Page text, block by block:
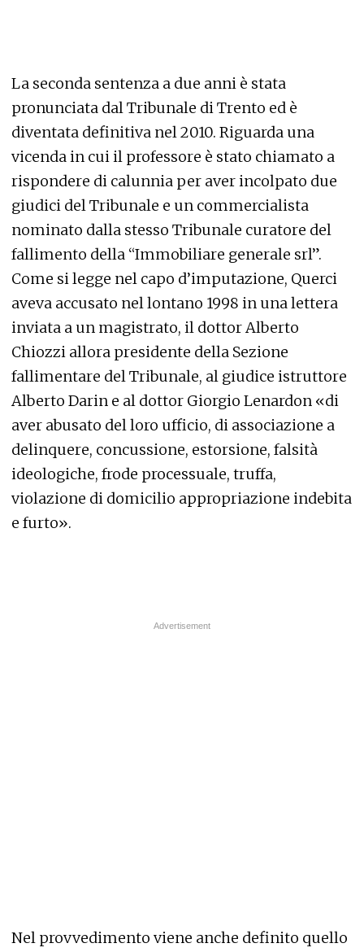
La seconda sentenza a due anni è stata
pronunciata dal Tribunale di Trento ed è
diventata definitiva nel 2010. Riguarda una
vicenda in cui il professore è stato chiamato a
rispondere di calunnia per aver incolpato due
giudici del Tribunale e un commercialista
nominato dalla stesso Tribunale curatore del
fallimento della “Immobiliare generale srl”.
Come si legge nel capo d’imputazione, Querci
aveva accusato nel lontano 1998 in una lettera
inviata a un magistrato, il dottor Alberto
Chiozzi allora presidente della Sezione
fallimentare del Tribunale, al giudice istruttore
Alberto Darin e al dottor Giorgio Lenardon «di
aver abusato del loro ufficio, di associazione a
delinquere, concussione, estorsione, falsità
ideologiche, frode processuale, truffa,
violazione di domicilio appropriazione indebita
e furto».
Nel provvedimento viene anche definito quello